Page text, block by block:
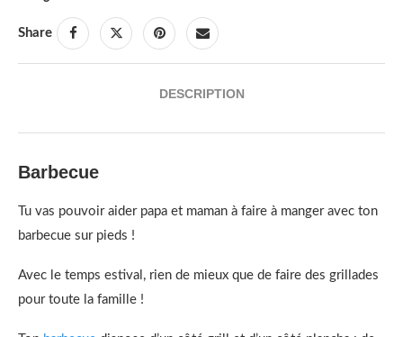
Share
DESCRIPTION
Barbecue
Tu vas pouvoir aider papa et maman à faire à manger avec ton
barbecue sur pieds !
Avec le temps estival, rien de mieux que de faire des grillades
pour toute la famille !